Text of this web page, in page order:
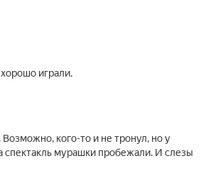
играли.
Возможно, кого-то и не тронул, но у
спектакль мурашки пробежали. И слезы